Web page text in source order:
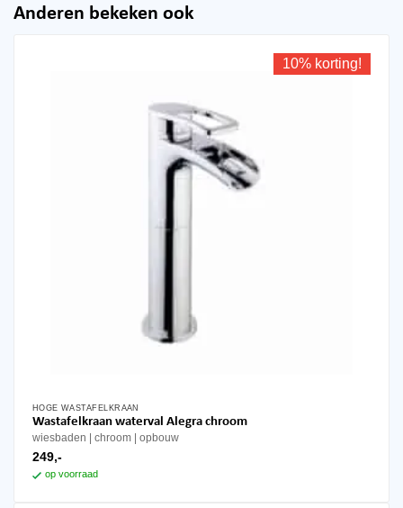
Anderen bekeken ook
10% korting!
HOGE WASTAFELKRAAN
Wastafelkraan waterval Alegra chroom
wiesbaden chroom opbouw
249,-
op voorraad